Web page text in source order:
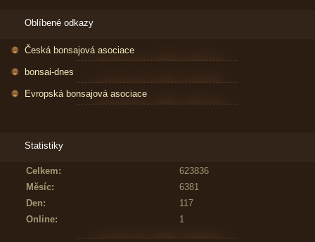
Oblíbené odkazy
Česká bonsajová asociace
bonsai-dnes
Evropská bonsajová asociace
Statistiky
Online: 1
Celkem:
623836
Měsíc:
6381
Den:
117